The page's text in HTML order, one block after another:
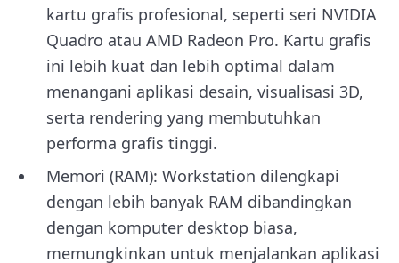
kartu grafis profesional, seperti seri NVIDIA
Quadro atau AMD Radeon Pro. Kartu grafis
ini lebih kuat dan lebih optimal dalam
menangani aplikasi desain, visualisasi 3D,
serta rendering yang membutuhkan
performa grafis tinggi.
Memori (RAM): Workstation dilengkapi
dengan lebih banyak RAM dibandingkan
dengan komputer desktop biasa,
memungkinkan untuk menjalankan aplikasi